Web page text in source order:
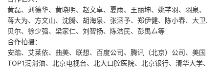
黄磊、刘德华、黄晓明、赵文卓、夏雨、王丽坤、姚芊羽、羽泉、
蒋大为、方文山、沈腾、胡海泉、张涵予、郑伊健、陈小春、大卫.
贝尔、徐少强、梁家仁、刘智扬、陈浩民、彭禺厶等
合作拍摄：
安踏、艾莱依、曲美、联想、百度公司、腾讯（北京）公司、美国
TOP1润滑油、北京电视台、北大口腔医院、北京银行、清华大学、